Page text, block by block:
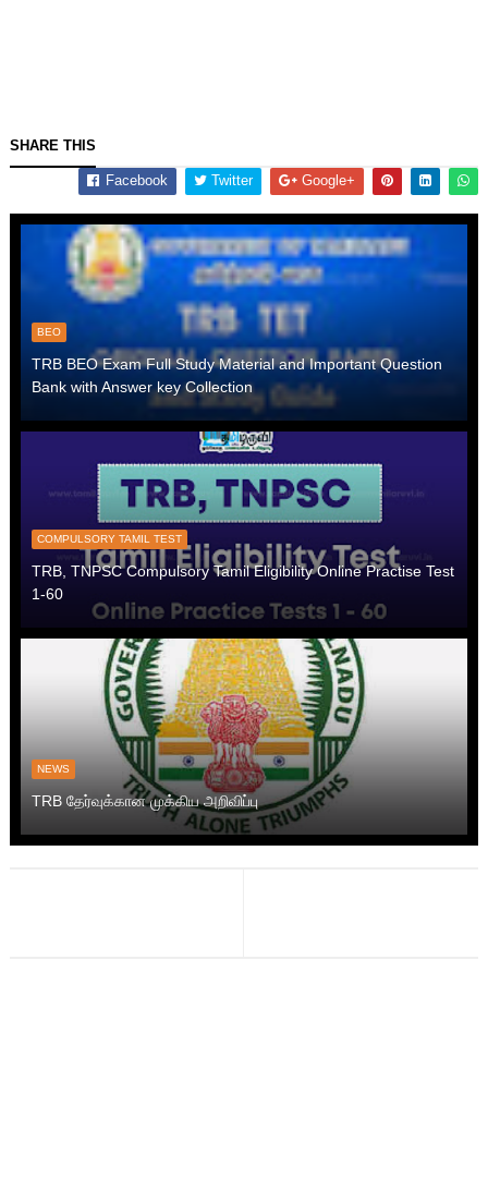
SHARE THIS
Facebook Twitter Google+
BEO
TRB BEO Exam Full Study Material and Important Question
Bank with Answer key Collection
COMPULSORY TAMIL TEST
TRB, TNPSC Compulsory Tamil Eligibility Online Practise Test
1-60
NEWS
TRB தேர்வுக்கான முக்கிய அறிவிப்பு